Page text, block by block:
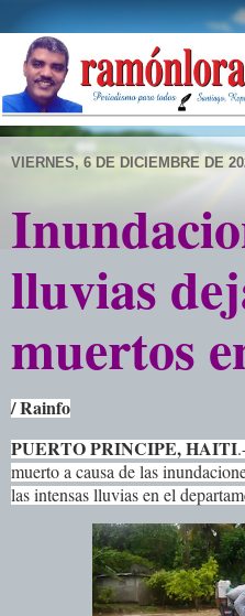
VIERNES, 6 DE DICIEMBRE DE
lluvias
muertos
/ Rainfo
PUERTO PRINCIPE, HAITI
muerto a causa de las
las intensas lluvias en el